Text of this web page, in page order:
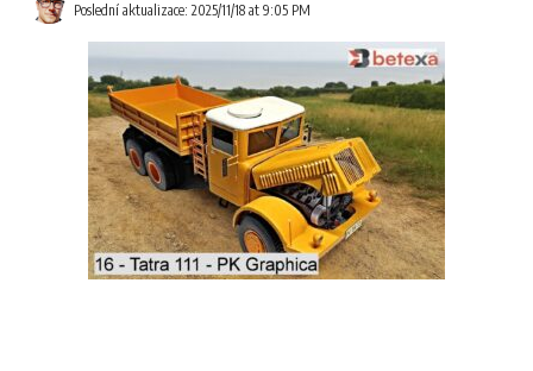
Poslední aktualizace: 2025/11/18 at 9:05 PM